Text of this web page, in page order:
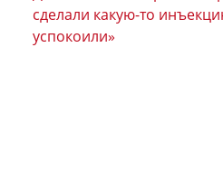
сделали какую-то
успокоили»